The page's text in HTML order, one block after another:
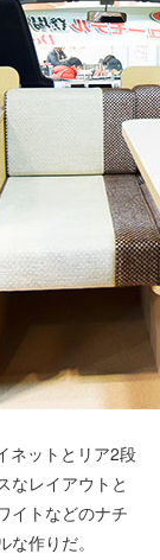
ネットとリア2段
なレイアウトと
イトなどのナチ
作りだ。